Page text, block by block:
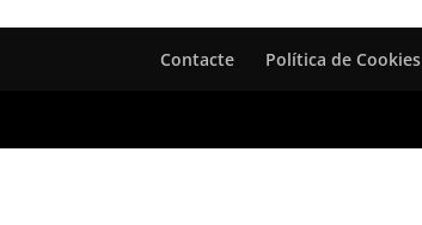
Contacte Política de Cookies